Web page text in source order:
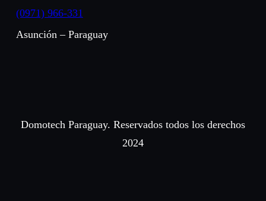
(0971) 966-331
Asunción – Paraguay
Domotech Paraguay. Reservados todos los derechos
2024